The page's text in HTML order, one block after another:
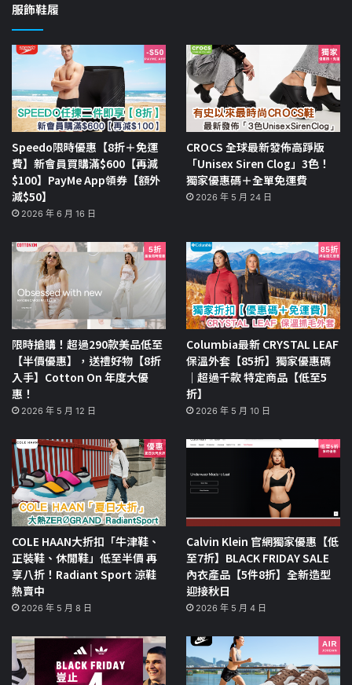
服飾鞋履
Speedo限時優惠【8折＋免運
費】新會員買購滿$600【再減
$100】PayMe App領券【額外
減$50】
2026 年 6 月 16 日
CROCS 全球最新發佈高踭版
「Unisex Siren Clog」3色！
獨家優惠碼＋全單免運費
2026 年 5 月 24 日
限時搶購！超過290款美品低至
【半價優惠】，送禮好物【8折
入手】Cotton On 年度大優
惠！
2026 年 5 月 12 日
Columbia最新 CRYSTAL LEAF
保溫外套【85折】獨家優惠碼
｜超過千款 特定商品【低至5
折】
2026 年 5 月 10 日
COLE HAAN大折扣「牛津鞋、
正裝鞋、休閒鞋」低至半價 再
享八折！Radiant Sport 涼鞋
熱賣中
2026 年 5 月 8 日
Calvin Klein 官網獨家優惠【低
至7折】BLACK FRIDAY SALE
內衣產品【5件8折】全新造型
迎接秋日
2026 年 5 月 4 日